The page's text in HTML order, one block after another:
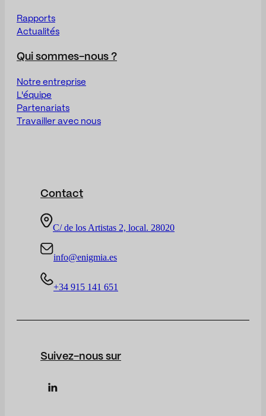
Rapports
Actualités
Qui sommes-nous ?
Notre entreprise
L'équipe
Partenariats
Travailler avec nous
Contact
C/ de los Artistas 2, local. 28020
info@enigmia.es
+34 915 141 651
Suivez-nous sur